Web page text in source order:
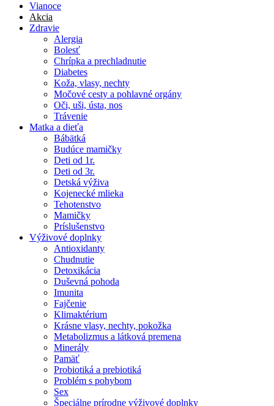
Vianoce
Akcia
Zdravie
Alergia
Bolesť
Chrípka a prechladnutie
Diabetes
Koža, vlasy, nechty
Močové cesty a pohlavné orgány
Oči, uši, ústa, nos
Trávenie
Matka a dieťa
Bábätká
Budúce mamičky
Deti od 1r.
Deti od 3r.
Detská výživa
Kojenecké mlieka
Tehotenstvo
Mamičky
Príslušenstvo
Výživové doplnky
Antioxidanty
Chudnutie
Detoxikácia
Duševná pohoda
Imunita
Fajčenie
Klimaktérium
Krásne vlasy, nechty, pokožka
Metabolizmus a látková premena
Minerály
Pamäť
Probiotiká a prebiotiká
Problém s pohybom
Sex
Špeciálne prírodne výživové doplnky